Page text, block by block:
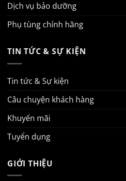
Dịch vụ bảo dưỡng
Phụ tùng chính hãng
TIN TỨC & SỰ KIỆN
Tin tức & Sự kiện
Câu chuyện khách hàng
Khuyến mãi
Tuyển dụng
GIỚI THIỆU